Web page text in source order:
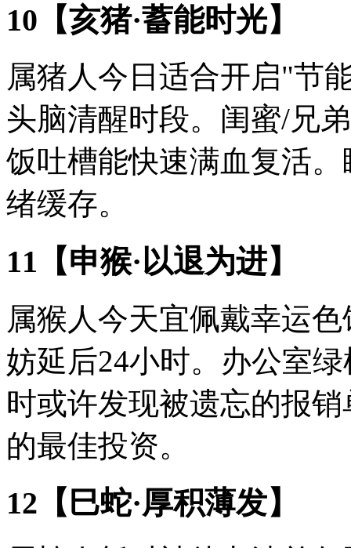
10【亥猪·蓄能时光】
属猪人今日适合开启"节
头脑清醒时段。闺蜜/兄
饭吐槽能快速满血复活
绪缓存。
11【申猴·以退为进】
属猴人今天宜佩戴幸运
妨延后24小时。办公室
时或许发现被遗忘的报
的最佳投资。
12【巳蛇·厚积薄发】